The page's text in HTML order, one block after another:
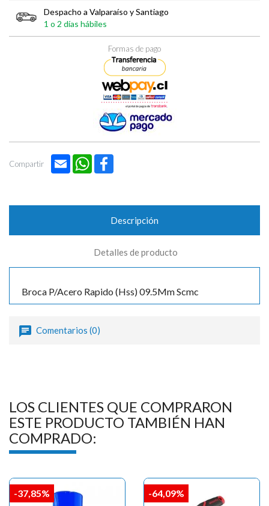
Despacho a Valparaíso y Santiago
1 o 2 días hábiles
Formas de pago
Compartir Email WhatsApp
Descripción
Detalles de producto
Broca P/Acero Rapido (Hss) 09.5Mm Scmc
Comentarios (0)
LOS CLIENTES QUE COMPRARON
ESTE PRODUCTO TAMBIÉN HAN
COMPRADO:
-37,85% -64,09%